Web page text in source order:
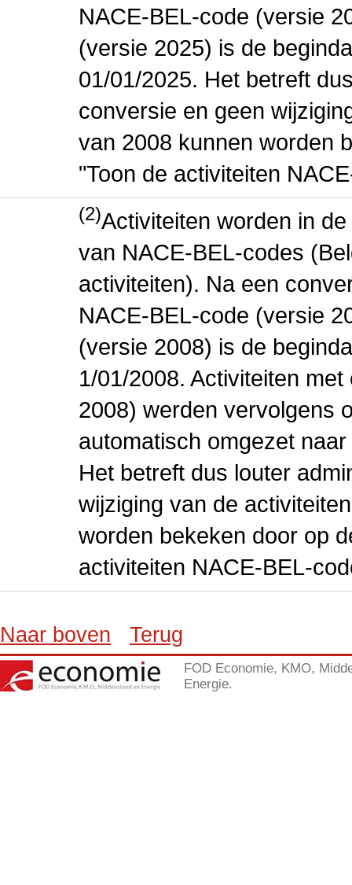
NACE-BEL-code (versie
(versie 2025) is de
01/01/2025. Het betreft
conversie en geen
van 2008 kunnen worden
"Toon de activiteiten
(2)Activiteiten worden in
van NACE-BEL-codes
activiteiten). Na een
NACE-BEL-code (versie
(versie 2008) is de
1/01/2008. Activiteiten
2008) werden vervolgens
automatisch omgezet
Het betreft dus louter
wijziging van de
worden bekeken door op
activiteiten NACE-BEL-
Naar boven Terug
FOD Economie, KMO,
Energie.